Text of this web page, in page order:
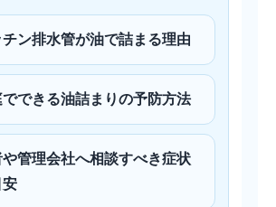
チン排水管が油で詰まる理由
できる油詰まりの予防方法
管理会社へ相談すべき症状
安